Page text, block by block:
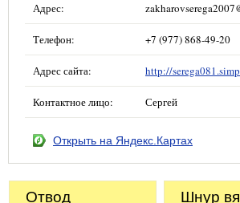
Адрес:
Телефон: +7 (977) 868-49-20
Адрес сайта: http://
Контактное лицо: Сергей
Открыть на Яндекс.Картах
Отвод
Шнур